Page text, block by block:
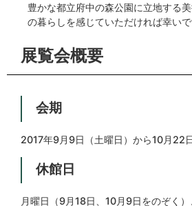
豊かな都立府中の森公園に立地する
の暮らしを感じていただければ幸いで
展覧会概要
会期
2017年9月9日（土曜日）から10月22
休館日
月曜日（9月18日、10月9日をのぞく